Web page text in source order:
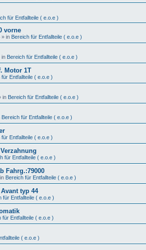
für Entfallteile ( e.o.e )
vorne
» in Bereich für Entfallteile ( e.o.e )
in Bereich für Entfallteile ( e.o.e )
Motor 1T
für Entfallteile ( e.o.e )
in Bereich für Entfallteile ( e.o.e )
Bereich für Entfallteile ( e.o.e )
für Entfallteile ( e.o.e )
für Entfallteile ( e.o.e )
Fahrg.:79000
Bereich für Entfallteile ( e.o.e )
typ 44
für Entfallteile ( e.o.e )
für Entfallteile ( e.o.e )
( e.o.e )